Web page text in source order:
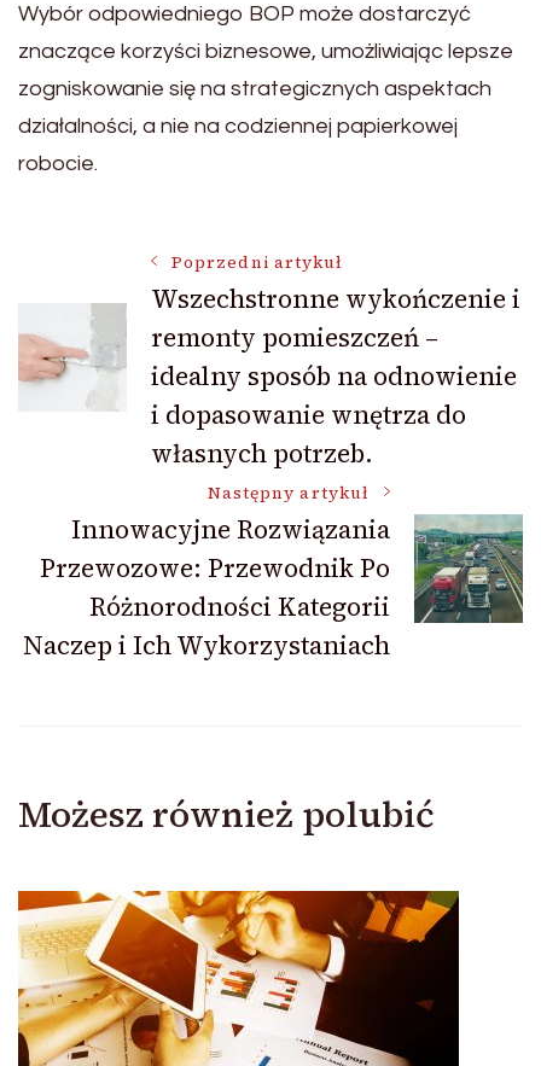
Wybór odpowiedniego BOP może dostarczyć
znaczące korzyści biznesowe, umożliwiając lepsze
zogniskowanie się na strategicznych aspektach
działalności, a nie na codziennej papierkowej
robocie.
Nawigacja
wpisu
Poprzedni artykuł
Wszechstronne wykończenie i
remonty pomieszczeń –
idealny sposób na odnowienie
i dopasowanie wnętrza do
własnych potrzeb.
Następny artykuł
Innowacyjne Rozwiązania
Przewozowe: Przewodnik Po
Różnorodności Kategorii
Naczep i Ich Wykorzystaniach
Możesz również polubić